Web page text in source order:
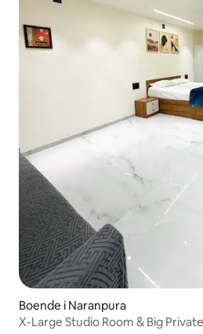
Boende i Naranpura
X-Large Studio Room & Big